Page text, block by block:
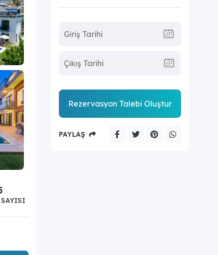
SAYISI
Rezervasyon Talebi Oluştur
PAYLAŞ